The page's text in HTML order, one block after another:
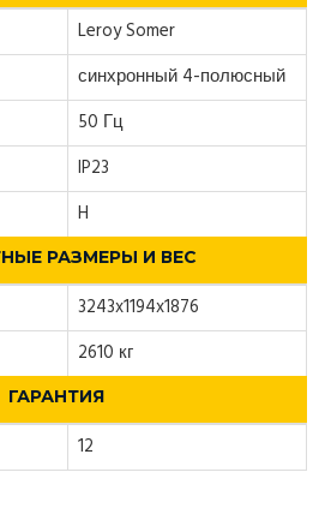
Leroy Somer
синхронный 4-полюсный
50 Гц
IP23
H
РАЗМЕРЫ И ВЕС
3243x1194x1876
2610 кг
ГАРАНТИЯ
12